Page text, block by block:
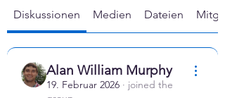
Diskussionen Medien Dateien
Alan William Murphy
19. Februar 2026 · joined the